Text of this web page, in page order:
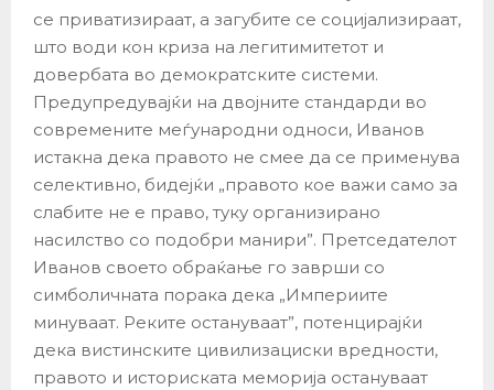
се приватизираат, а загубите се социјализираат,
што води кон криза на легитимитетот и
довербата во демократските системи.
Предупредувајќи на двојните стандарди во
современите меѓународни односи, Иванов
истакна дека правото не смее да се применува
селективно, бидејќи „правото кое важи само за
слабите не е право, туку организирано
насилство со подобри манири”. Претседателот
Иванов своето обраќање го заврши со
симболичната порака дека „Империите
минуваат. Реките остануваат”, потенцирајќи
дека вистинските цивилизациски вредности,
правото и историската меморија остануваат